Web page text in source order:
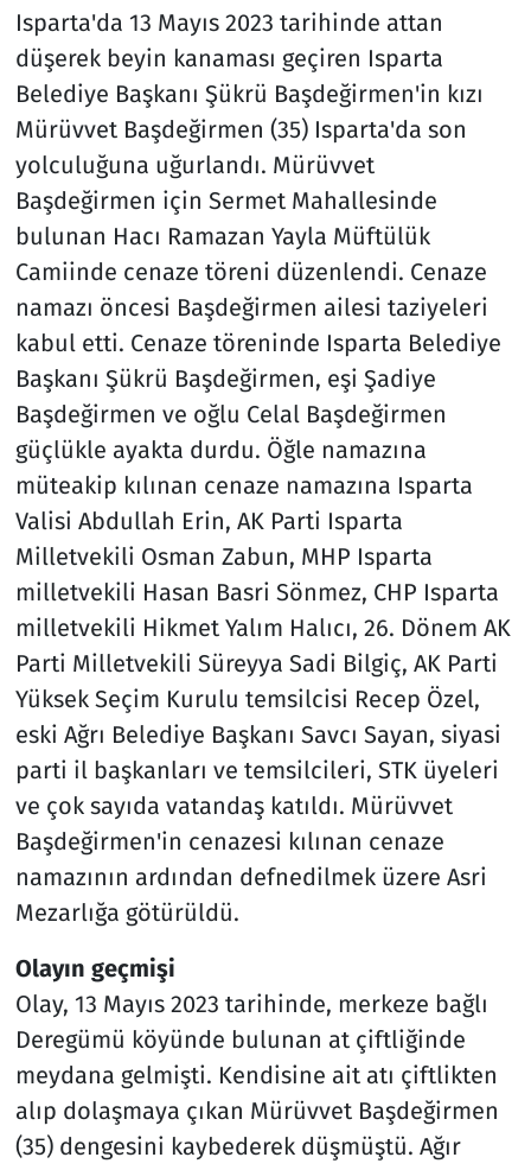
Isparta'da 13 Mayıs 2023 tarihinde attan
düşerek beyin kanaması geçiren Isparta
Belediye Başkanı Şükrü Başdeğirmen'in kızı
Mürüvvet Başdeğirmen (35) Isparta'da son
yolculuğuna uğurlandı. Mürüvvet
Başdeğirmen için Sermet Mahallesinde
bulunan Hacı Ramazan Yayla Müftülük
Camiinde cenaze töreni düzenlendi. Cenaze
namazı öncesi Başdeğirmen ailesi taziyeleri
kabul etti. Cenaze töreninde Isparta Belediye
Başkanı Şükrü Başdeğirmen, eşi Şadiye
Başdeğirmen ve oğlu Celal Başdeğirmen
güçlükle ayakta durdu. Öğle namazına
müteakip kılınan cenaze namazına Isparta
Valisi Abdullah Erin, AK Parti Isparta
Milletvekili Osman Zabun, MHP Isparta
milletvekili Hasan Basri Sönmez, CHP Isparta
milletvekili Hikmet Yalım Halıcı, 26. Dönem AK
Parti Milletvekili Süreyya Sadi Bilgiç, AK Parti
Yüksek Seçim Kurulu temsilcisi Recep Özel,
eski Ağrı Belediye Başkanı Savcı Sayan, siyasi
parti il başkanları ve temsilcileri, STK üyeleri
ve çok sayıda vatandaş katıldı. Mürüvvet
Başdeğirmen'in cenazesi kılınan cenaze
namazının ardından defnedilmek üzere Asri
Mezarlığa götürüldü.
Olayın geçmişi
Olay, 13 Mayıs 2023 tarihinde, merkeze bağlı
Deregümü köyünde bulunan at çiftliğinde
meydana gelmişti. Kendisine ait atı çiftlikten
alıp dolaşmaya çıkan Mürüvvet Başdeğirmen
(35) dengesini kaybederek düşmüştü. Ağır